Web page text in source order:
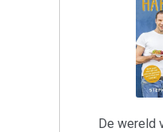
De wereld